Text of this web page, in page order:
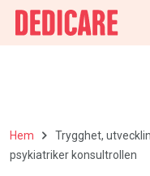
Hem
Trygghet,
psykiatriker konsultrollen